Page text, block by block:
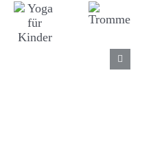
Yoga
für